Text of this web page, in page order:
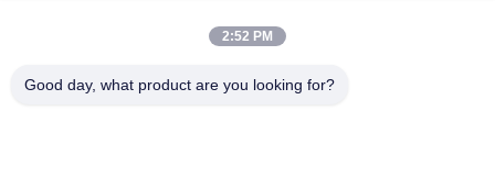
2:52 PM
Good day, what product are you looking for?